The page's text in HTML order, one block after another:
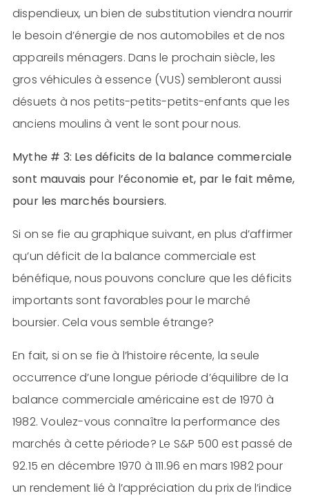
dispendieux, un bien de substitution viendra nourrir
le besoin d’énergie de nos automobiles et de nos
appareils ménagers. Dans le prochain siècle, les
gros véhicules à essence (VUS) sembleront aussi
désuets à nos petits-petits-petits-enfants que les
anciens moulins à vent le sont pour nous.
Mythe # 3: Les déficits de la balance commerciale
sont mauvais pour l’économie et, par le fait même,
pour les marchés boursiers.
Si on se fie au graphique suivant, en plus d’affirmer
qu’un déficit de la balance commerciale est
bénéfique, nous pouvons conclure que les déficits
importants sont favorables pour le marché
boursier. Cela vous semble étrange?
En fait, si on se fie à l’histoire récente, la seule
occurrence d’une longue période d’équilibre de la
balance commerciale américaine est de 1970 à
1982. Voulez-vous connaître la performance des
marchés à cette période? Le S&P 500 est passé de
92.15 en décembre 1970 à 111.96 en mars 1982 pour
un rendement lié à l’appréciation du prix de l’indice